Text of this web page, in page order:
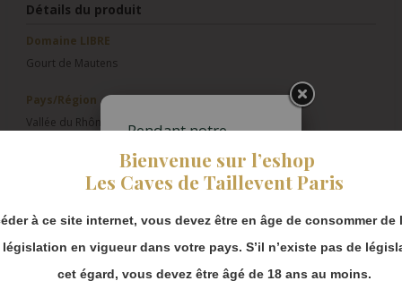
Bienvenue sur l’eshop
Les Caves de Taillevent Paris
à ce site internet, vous devez être en âge de consommer de
législation en vigueur dans votre pays. S’il n’existe pas de
cet égard, vous devez être âgé de 18 ans au moins.
Détails du produit
Domaine LIBRE
Gourt de Mautens
Pays/Région
Vallée du Rhône
IGP Vaucluse
Millésime
2014
Couleur
Pendant notre
fermeture estivale,
vous pouvez
continuer à passer
Merci de bien
prendre en compte :
Les envois